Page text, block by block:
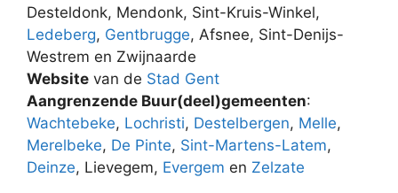
Desteldonk, Mendonk, Sint-Kruis-Winkel,
Ledeberg, Gentbrugge, Afsnee, Sint-Denijs-
Westrem en Zwijnaarde
Website van de Stad Gent
Aangrenzende Buur(deel)gemeenten:
Wachtebeke, Lochristi, Destelbergen, Melle,
Merelbeke, De Pinte, Sint-Martens-Latem,
Deinze, Lievegem, Evergem en Zelzate